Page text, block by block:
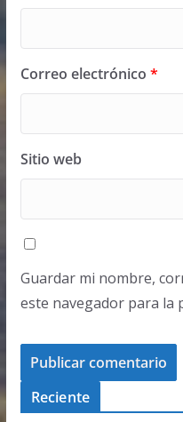
Correo electrónico *
Sitio web
Guardar mi nombre,
este navegador para la
Reciente